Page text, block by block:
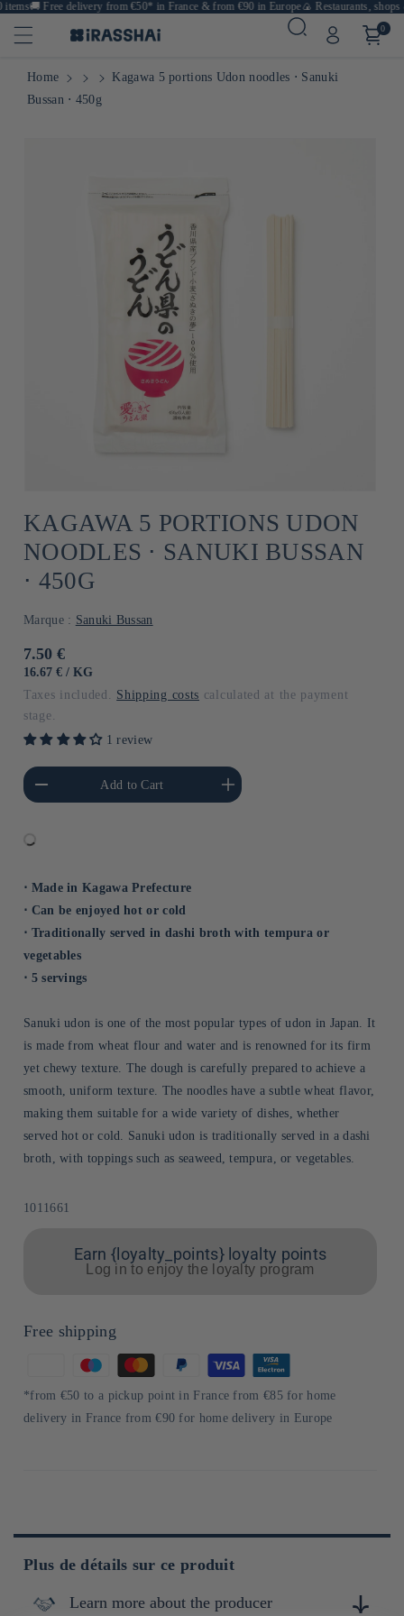
🚚Free delivery from €50* in France & from €90 in Europe🍙 Restaurants, shops
0
Home
Kagawa 5 portions Udon noodles ⋅ Sanuki
Bussan ⋅ 450g
KAGAWA 5 PORTIONS UDON
NOODLES ⋅ SANUKI BUSSAN
⋅ 450G
Marque : Sanuki Bussan
Usual
price
7.50 €
UNIT
16.67 € / BY
KG
Taxes included. Shipping costs calculated at the payment
stage.
1 review
amount of Default
Title
Add to Cart
Increase the amount of Default
Title
⋅ Made in Kagawa Prefecture
⋅ Can be enjoyed hot or cold
⋅ Traditionally served in dashi broth with tempura or
vegetables
⋅ 5 servings
Sanuki udon is one of the most popular types of udon in Japan. It
is made from wheat flour and water and is renowned for its firm
yet chewy texture. The dough is carefully prepared to achieve a
smooth, uniform texture. The noodles have a subtle wheat flavor,
making them suitable for a wide variety of dishes, whether
served hot or cold. Sanuki udon is traditionally served in a dashi
broth, with toppings such as seaweed, tempura, or vegetables.
Sku:
1011661
Earn {loyalty_points} loyalty points
Log in to enjoy the loyalty program
Free shipping
of
payment
*from €50 to a pickup point in France from €85 for home
delivery in France from €90 for home delivery in Europe
Plus de détails sur ce produit
Learn more about the producer